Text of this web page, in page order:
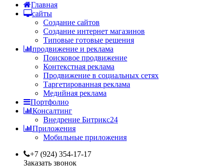
Главная
сайты
Создание сайтов
Создание интернет магазинов
Типовые готовые решения
продвижение и реклама
Поисковое продвижение
Контекстная реклама
Продвижение в социальных сетях
Таргетированная реклама
Медийная реклама
Портфолио
Консалтинг
Внедрение Битрикс24
Приложения
Мобильные приложения
+7 (924) 354-17-17
Заказать звонок